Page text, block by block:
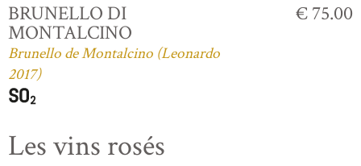
BRUNELLO DI
MONTALCINO
Brunello de Montalcino (Leonardo
2017)
€ 75.00
Les vins rosés